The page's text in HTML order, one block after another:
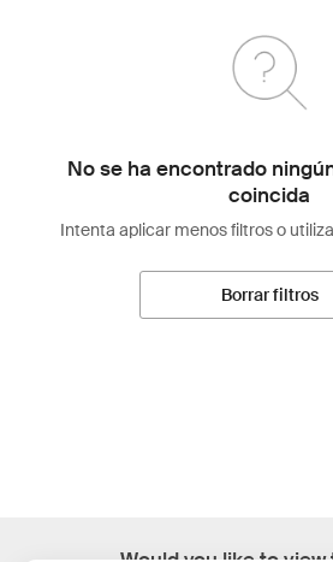
No se ha encontrado
coincida
Intenta aplicar menos filtros o
Borrar filtros